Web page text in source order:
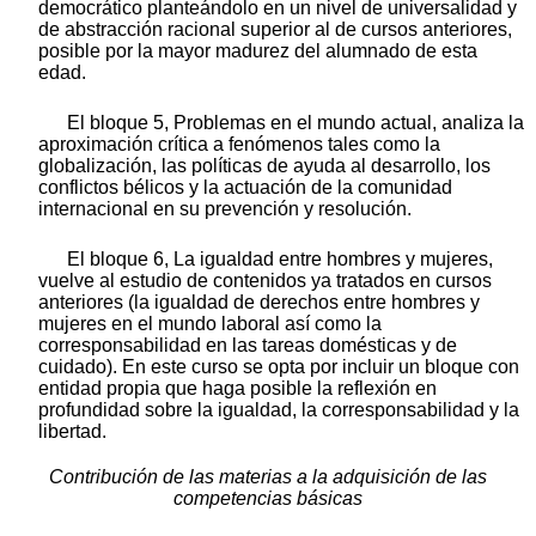
democrático planteándolo en un nivel de universalidad y
de abstracción racional superior al de cursos anteriores,
posible por la mayor madurez del alumnado de esta
edad.
El bloque 5, Problemas en el mundo actual, analiza la
aproximación crítica a fenómenos tales como la
globalización, las políticas de ayuda al desarrollo, los
conflictos bélicos y la actuación de la comunidad
internacional en su prevención y resolución.
El bloque 6, La igualdad entre hombres y mujeres,
vuelve al estudio de contenidos ya tratados en cursos
anteriores (la igualdad de derechos entre hombres y
mujeres en el mundo laboral así como la
corresponsabilidad en las tareas domésticas y de
cuidado). En este curso se opta por incluir un bloque con
entidad propia que haga posible la reflexión en
profundidad sobre la igualdad, la corresponsabilidad y la
libertad.
Contribución de las materias a la adquisición de las
competencias básicas